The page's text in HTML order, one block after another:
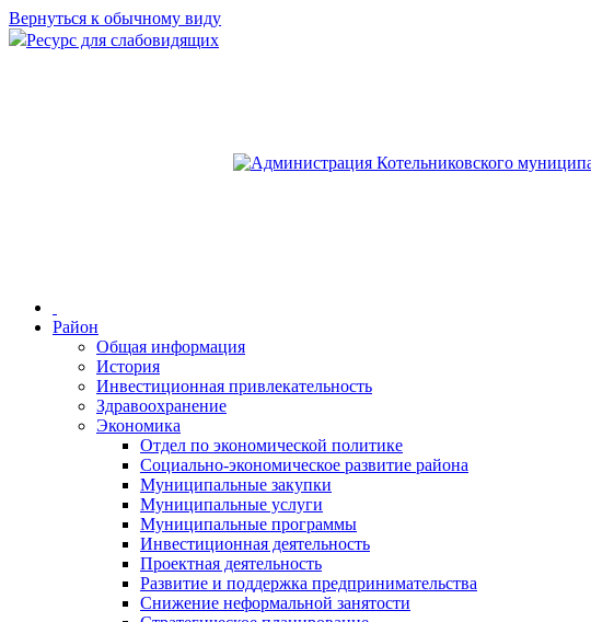
Вернуться к обычному виду
Ресурс для слабовидящих
Район
Общая информация
История
Инвестиционная привлекательность
Здравоохранение
Экономика
Отдел по экономической политике
Социально-экономическое развитие района
Муниципальные закупки
Муниципальные услуги
Муниципальные программы
Инвестиционная деятельность
Проектная деятельность
Развитие и поддержка предпринимательства
Снижение неформальной занятости